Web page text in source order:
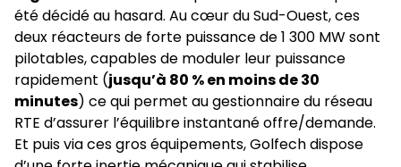
été décidé au hasard. Au cœur du Sud-Ouest, ces
deux réacteurs de forte puissance de 1 300 MW sont
pilotables, capables de moduler leur puissance
rapidement (jusqu’à 80 % en moins de 30
minutes) ce qui permet au gestionnaire du réseau
RTE d’assurer l’équilibre instantané offre/demande.
Et puis via ces gros équipements, Golfech dispose